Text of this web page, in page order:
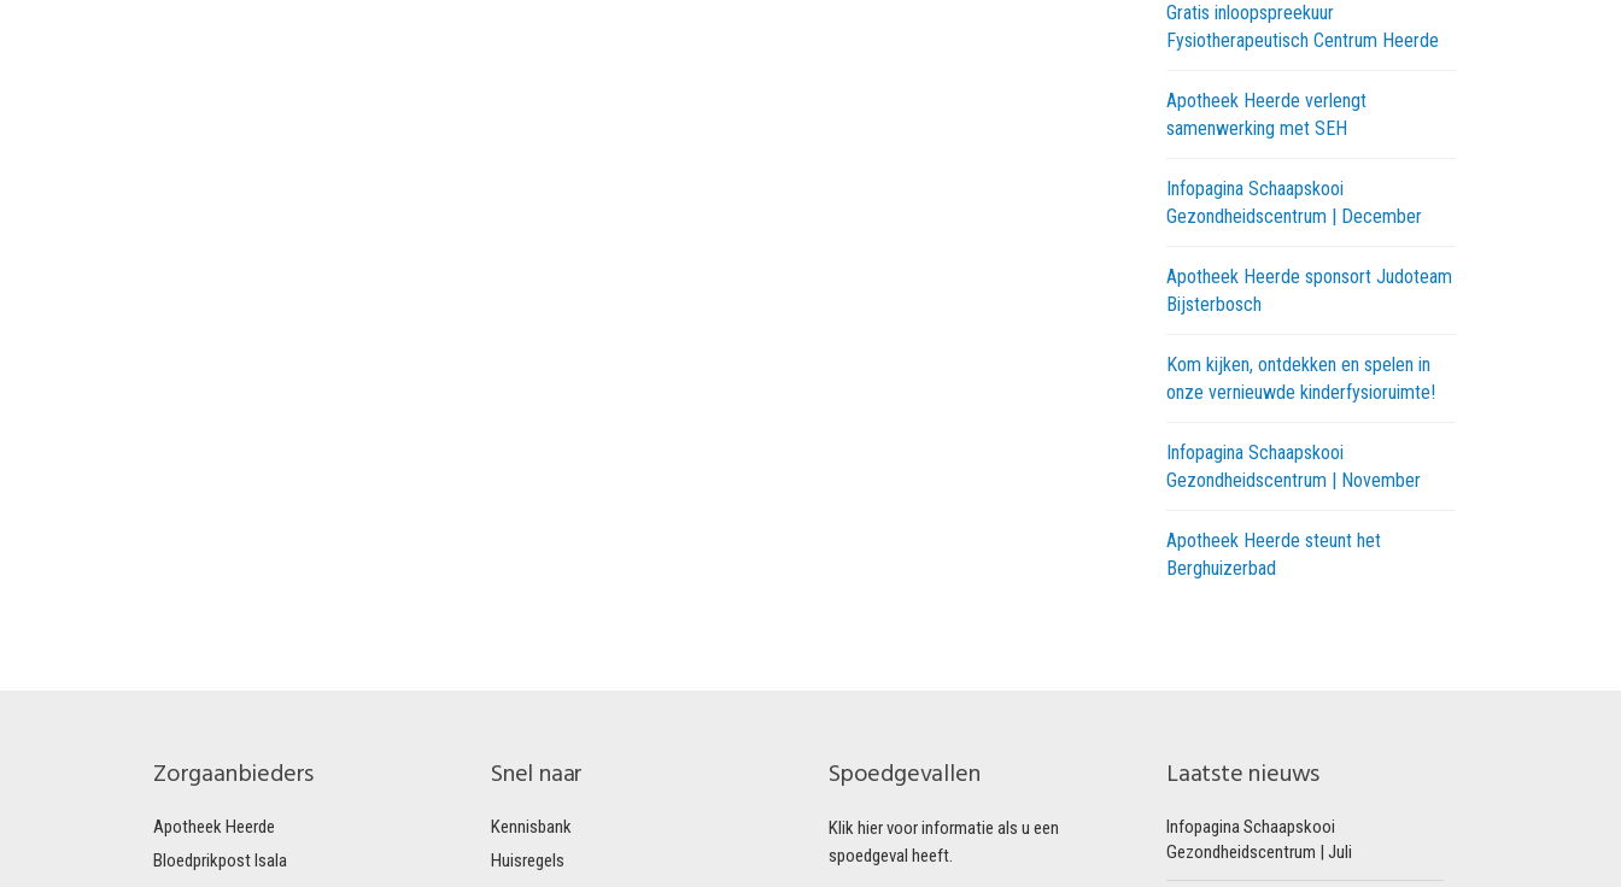
Gratis inloopspreekuur
Fysiotherapeutisch Centrum Heerde
Apotheek Heerde verlengt
samenwerking met SEH
Infopagina Schaapskooi
Gezondheidscentrum | December
Apotheek Heerde sponsort Judoteam
Bijsterbosch
Kom kijken, ontdekken en spelen in
onze vernieuwde kinderfysioruimte!
Infopagina Schaapskooi
Gezondheidscentrum | November
Apotheek Heerde steunt het
Berghuizerbad
Zorgaanbieders
Apotheek Heerde
Bloedprikpost Isala
Snel naar
Kennisbank
Huisregels
Spoedgevallen
Klik hier voor informatie als u een
spoedgeval heeft.
Laatste nieuws
Infopagina Schaapskooi
Gezondheidscentrum | Juli